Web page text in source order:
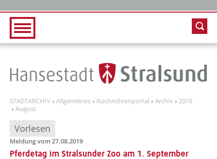
STADTARCHIV Allgemeines Nachrichtenportal Archiv
2019
August
Vorlesen
Meldung vom 27.08.2019
Pferdetag im Stralsunder Zoo am 1. September